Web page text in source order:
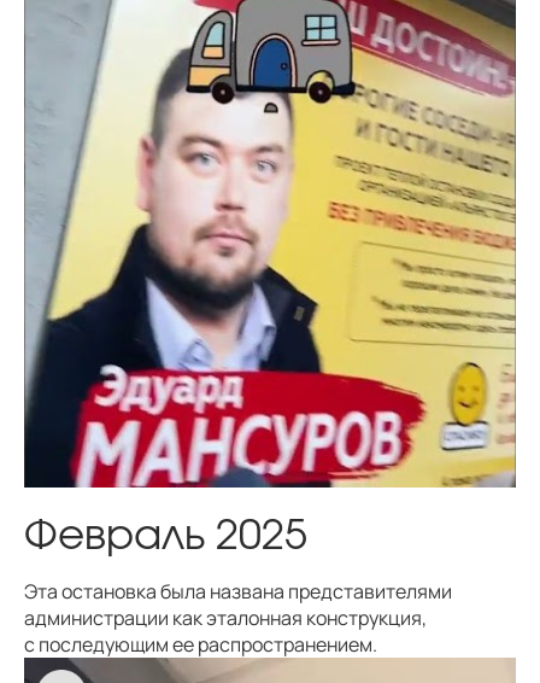
Февраль 2025
Эта остановка была названа представителями
администрации как эталонная конструкция,
с последующим ее распространением.